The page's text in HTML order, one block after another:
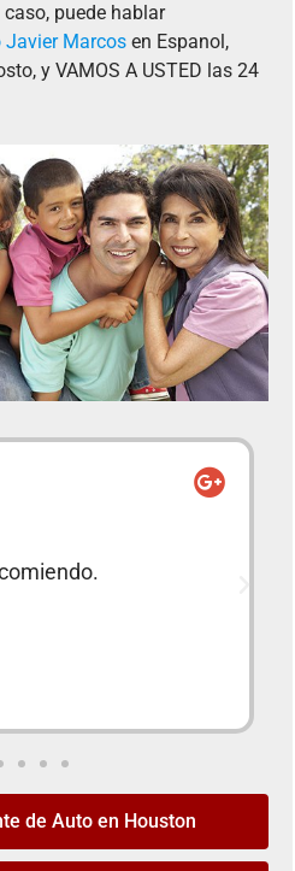
puede hablar
Javier Marcosen Espanol,
y VAMOS A USTED las 24
y su personal
de Auto en Houston